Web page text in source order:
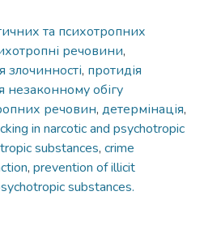
та психотропних
речовини,
злочинності, протидія
незаконному обігу
речовин, детермінація,
in narcotic and psychotropic
substances, crime
, prevention of illicit
substances.